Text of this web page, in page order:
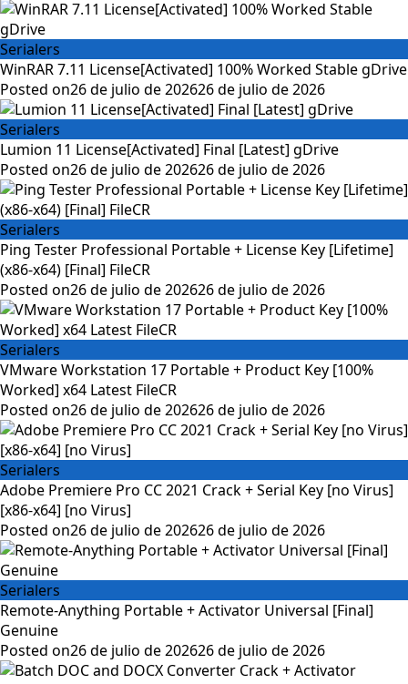
Serialers
WinRAR 7.11 License[Activated] 100% Worked Stable gDrive
Posted on26 de julio de 202626 de julio de 2026
Serialers
Lumion 11 License[Activated] Final [Latest] gDrive
Posted on26 de julio de 202626 de julio de 2026
Serialers
Ping Tester Professional Portable + License Key [Lifetime]
(x86-x64) [Final] FileCR
Posted on26 de julio de 202626 de julio de 2026
Serialers
VMware Workstation 17 Portable + Product Key [100%
Worked] x64 Latest FileCR
Posted on26 de julio de 202626 de julio de 2026
Serialers
Adobe Premiere Pro CC 2021 Crack + Serial Key [no Virus]
[x86-x64] [no Virus]
Posted on26 de julio de 202626 de julio de 2026
Serialers
Remote-Anything Portable + Activator Universal [Final]
Genuine
Posted on26 de julio de 202626 de julio de 2026